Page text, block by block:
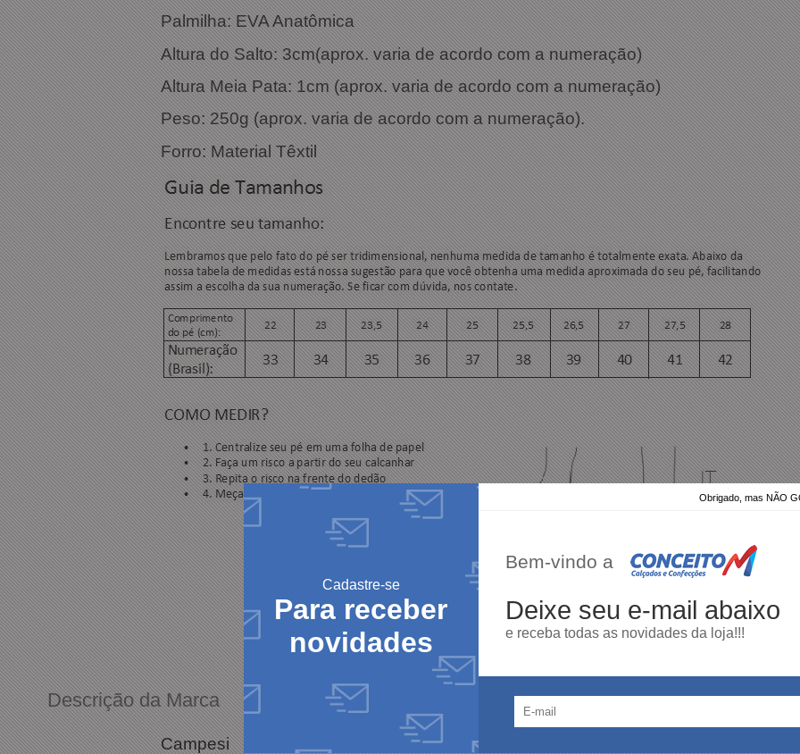
Obrigado, mas NÃO
Cadastre-se
Para receber
novidades
Bem-vindo a
Deixe seu e-mail abaixo
e receba todas as novidades da loja!!!
Palmilha: EVA Anatômica
Altura do Salto: 3cm(aprox. varia de acordo com a numeração)
Altura Meia Pata: 1cm (aprox. varia de acordo com a numeração)
Peso: 250g (aprox. varia de acordo com a numeração).
Forro: Material Têxtil
Descrição da Marca
Campesi